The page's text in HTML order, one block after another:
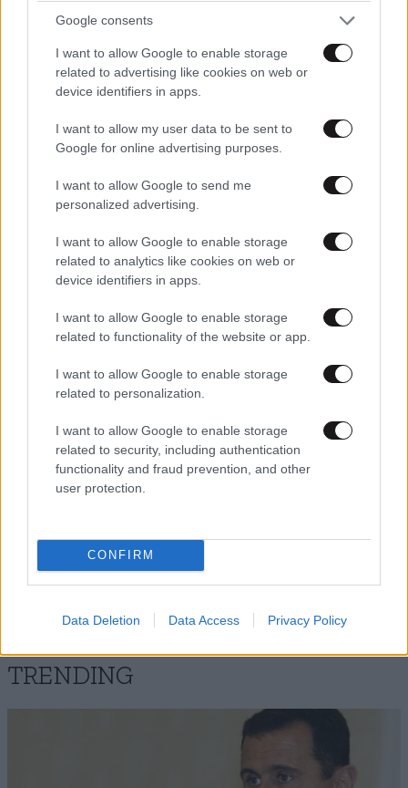
Google consents
I want to allow Google to enable storage
related to advertising like cookies on web or
device identifiers in apps.
I want to allow my user data to be sent to
Google for online advertising purposes.
I want to allow Google to send me
personalized advertising.
I want to allow Google to enable storage
related to analytics like cookies on web or
device identifiers in apps.
I want to allow Google to enable storage
related to functionality of the website or app.
I want to allow Google to enable storage
related to personalization.
I want to allow Google to enable storage
related to security, including authentication
functionality and fraud prevention, and other
user protection.
CONFIRM
Data Deletion Data Access Privacy Policy
ΣΧΌΛΙΑ ΑΝΑΓΝΩΣΤΏΝ
ΠΡΟΣΘΕΣΤΕ ΤΟ ΣΧΟΛΙΟ ΣΑΣ
TRENDING